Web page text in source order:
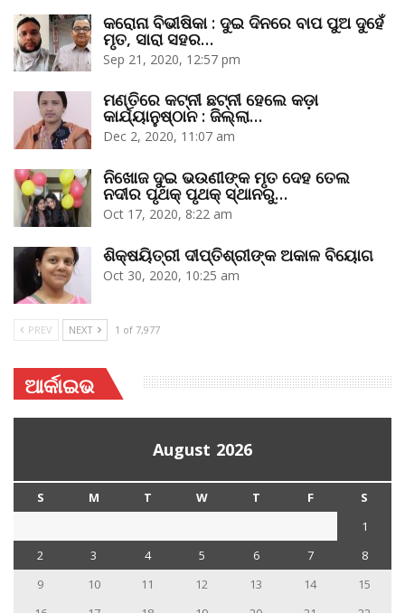
କରୋନା ବିଭୀଷିକା : ଦୁଇ ଦିନରେ ବାପ ପୁଅ ଦୁହେଁ
ମୃତ, ସାରା ସହର…
Sep 21, 2020, 12:57 pm
ମଣ୍ତିରେ କଟ୍‌ନୀ ଛଟ୍‌ନୀ ହେଲେ କଡ଼ା
କାର୍ଯ୍ୟାନୁଷ୍ଠାନ : ଜିଲ୍ଲା…
Dec 2, 2020, 11:07 am
ନିଖୋଜ ଦୁଇ ଭଉଣୀଙ୍କ ମୃତ ଦେହ ତେଲ
ନଦୀର ପୃଥକ୍‌ ପୃଥକ୍‌ ସ୍ଥାନରୁ…
Oct 17, 2020, 8:22 am
ଶିକ୍ଷୟିତ୍ରୀ ଦୀପ୍ତିଶ୍ରୀଙ୍କ ଅକାଳ ବିୟୋଗ
Oct 30, 2020, 10:25 am
PREV NEXT 1 of 7,977
ଆର୍କାଇଭ
August 2026
S M T W T F
S
1
2
3 4 5 6 7
8
9
10 11 12 13 14
15